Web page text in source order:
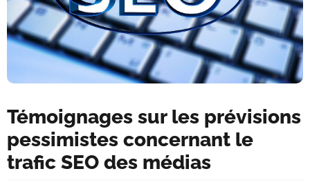
Témoignages sur les prévisions
pessimistes concernant le
trafic SEO des médias